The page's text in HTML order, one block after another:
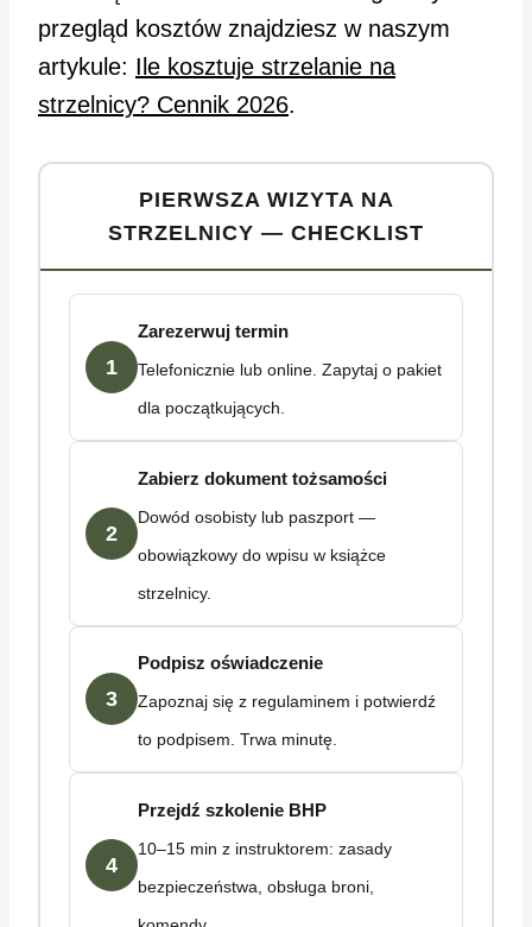
przegląd kosztów znajdziesz w naszym
artykule: Ile kosztuje strzelanie na
strzelnicy? Cennik 2026.
PIERWSZA WIZYTA NA
STRZELNICY — CHECKLIST
1
Zarezerwuj termin
Telefonicznie lub online. Zapytaj o pakiet
dla początkujących.
2
Zabierz dokument tożsamości
Dowód osobisty lub paszport —
obowiązkowy do wpisu w książce
strzelnicy.
3
Podpisz oświadczenie
Zapoznaj się z regulaminem i potwierdź
to podpisem. Trwa minutę.
4
Przejdź szkolenie BHP
10–15 min z instruktorem: zasady
bezpieczeństwa, obsługa broni,